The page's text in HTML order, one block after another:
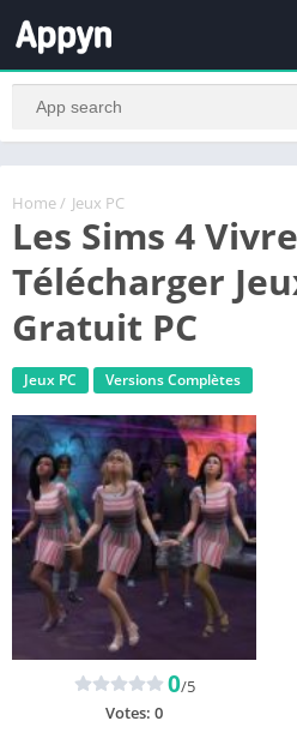
Home / Jeux PC
Les Sims 4
Télécharger
Gratuit PC
Jeux PC Versions Complètes
0/5
Votes: 0